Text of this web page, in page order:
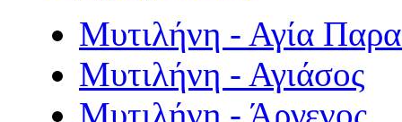
Μυτιλήνη - Αγία
Μυτιλήνη - Αγιάσος